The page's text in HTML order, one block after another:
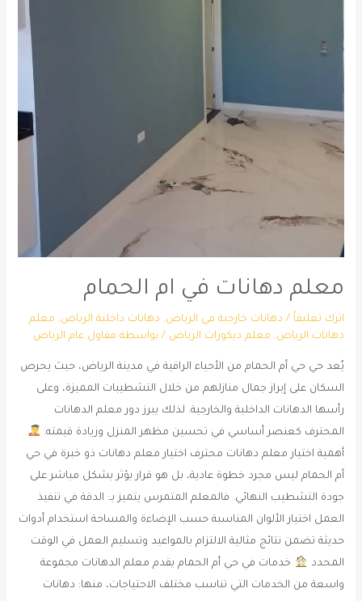
معلم دهانات في ام الحمام
اترك تعليقاً / دهانات خارجية في الرياض, دهانات داخلية الرياض, معلم
دهانات الرياض, معلم ديكورات الرياض / بواسطة مقاول عام الرياض
يُعد حي حي أم الحمام من الأحياء الراقية في مدينة الرياض، حيث يحرص
السكان على إبراز جمال منازلهم من خلال التشطيبات المميزة، وعلى
رأسها الدهانات الداخلية والخارجية. لذلك يبرز دور معلم الدهانات
المحترف كعنصر أساسي في تحسين مظهر المنزل وزيادة قيمته.
أهمية اختيار معلم دهانات محترف اختيار معلم دهانات ذو خبرة في حي
أم الحمام ليس مجرد خطوة عادية، بل هو قرار يؤثر بشكل مباشر على
جودة التشطيب النهائي. فالمعلم المتمرس يتميز بـ: الدقة في تنفيذ
العمل اختيار الألوان المناسبة حسب الإضاءة والمساحة استخدام أدوات
حديثة تضمن نتائج مثالية الالتزام بالمواعيد وتسليم العمل في الوقت
المحدد
خدمات في حي أم الحمام يقدم معلم الدهانات مجموعة
واسعة من الخدمات التي تناسب مختلف الاحتياجات، منها: دهانات